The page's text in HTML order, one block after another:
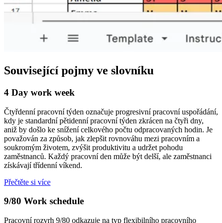
Související pojmy ve slovníku
4 Day work week
Čtyřdenní pracovní týden označuje progresivní pracovní uspořádání,
kdy je standardní pětidenní pracovní týden zkrácen na čtyři dny,
aniž by došlo ke snížení celkového počtu odpracovaných hodin. Je
považován za způsob, jak zlepšit rovnováhu mezi pracovním a
soukromým životem, zvýšit produktivitu a udržet pohodu
zaměstnanců. Každý pracovní den může být delší, ale zaměstnanci
získávají třídenní víkend.
Přečtěte si více
9/80 Work schedule
Pracovní rozvrh 9/80 odkazuje na typ flexibilního pracovního